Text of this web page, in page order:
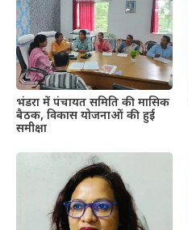
भंडरा में पंचायत समिति की मासिक
बैठक, विकास योजनाओं की हुई
समीक्षा